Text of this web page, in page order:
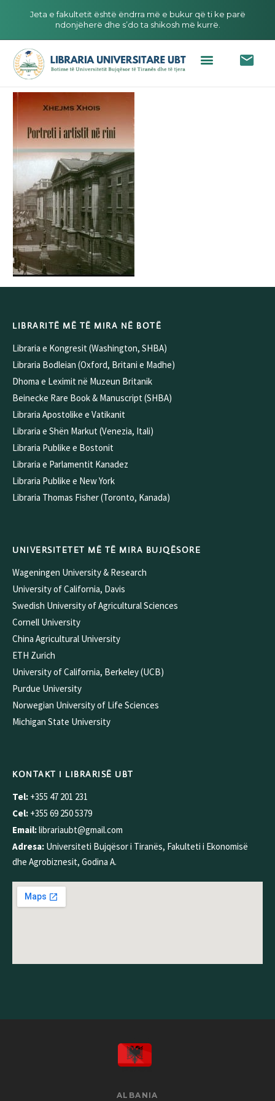
Jeta e fakultetit është ëndrra më e bukur që ti ke parë
ndonjëherë dhe s’do ta shikosh më kurrë.
LIBRARITË MË TË MIRA NË BOTË
Libraria e Kongresit (Washington, SHBA)
Libraria Bodleian (Oxford, Britani e Madhe)
Dhoma e Leximit në Muzeun Britanik
Beinecke Rare Book & Manuscript (SHBA)
Libraria Apostolike e Vatikanit
Libraria e Shën Markut (Venezia, Itali)
Libraria Publike e Bostonit
Libraria e Parlamentit Kanadez
Libraria Publike e New York
Libraria Thomas Fisher (Toronto, Kanada)
UNIVERSITETET MË TË MIRA BUJQËSORE
Wageningen University & Research
University of California, Davis
Swedish University of Agricultural Sciences
Cornell University
China Agricultural University
ETH Zurich
University of California, Berkeley (UCB)
Purdue University
Norwegian University of Life Sciences
Michigan State University
KONTAKT I LIBRARISË UBT
Tel: +355 47 201 231
Cel: +355 69 250 5379
Email:librariaubt@gmail.com
Adresa: Universiteti Bujqësor i Tiranës, Fakulteti i Ekonomisë
dhe Agrobiznesit, Godina A.
ALBANIA